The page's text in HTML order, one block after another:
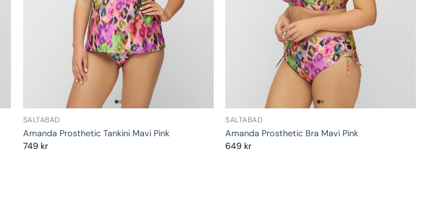
SALTABAD
Amanda Prosthetic Tankini Mavi Pink
749 kr
SALTABAD
Amanda Prosthetic Bra Mavi Pink
649 kr